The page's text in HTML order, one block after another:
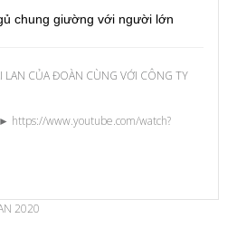
chung giường với người lớn
LAN CỦA ĐOÀN CÙNG VỚI CÔNG TY
https://www.youtube.com/watch?
2020